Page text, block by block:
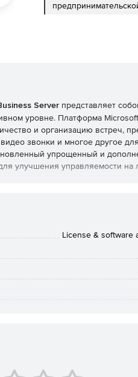
Server представляет
уровне. Платформа
и организацию встреч,
звонки и многое другое
упрощенный и
улучшения управляемости на
голосовые и
обмена мгновенными
не только с сотрудниками,
License & software